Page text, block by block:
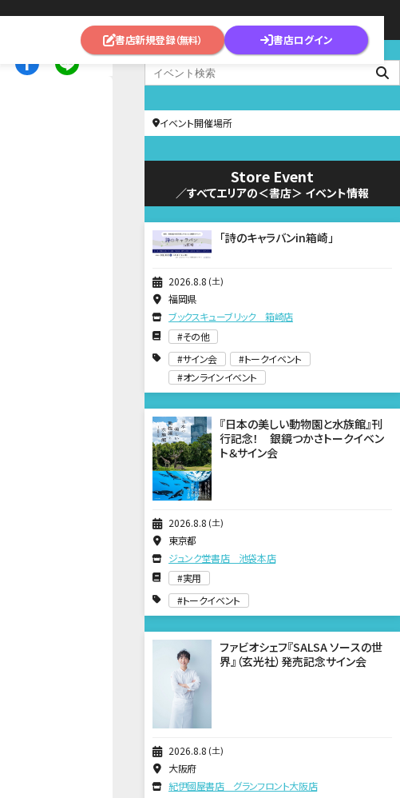
書店新規登録（無料） 書店ログイン
イベント開催場所
Store Event
／すべてエリアの＜書店＞ イベント情報
2026 8 8 土
「詩のキャラバンin箱崎」
福岡県
ブックスキューブリック 箱崎店
その他
サイン会
トークイベント
オンラインイベント
2026 8 8 土
『日本の美しい動物園と水族館』刊
行記念！ 銀鏡つかさトークイベン
ト＆サイン会
東京都
ジュンク堂書店 池袋本店
実用
トークイベント
2026 8 8 土
ファビオシェフ『SALSA ソースの世
界』（玄光社）発売記念サイン会
大阪府
紀伊國屋書店 グランフロント大阪店